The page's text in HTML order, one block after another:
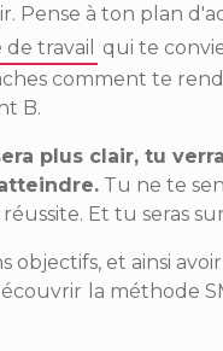
Pense à ton plan
travail
qui te
comment te
B.
plus clair, tu
Tu ne te
Et tu seras
objectifs, et ainsi
la méthode